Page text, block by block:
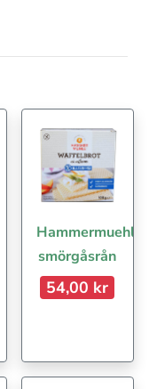
Hammermuehle
smörgåsrån
54,00 kr